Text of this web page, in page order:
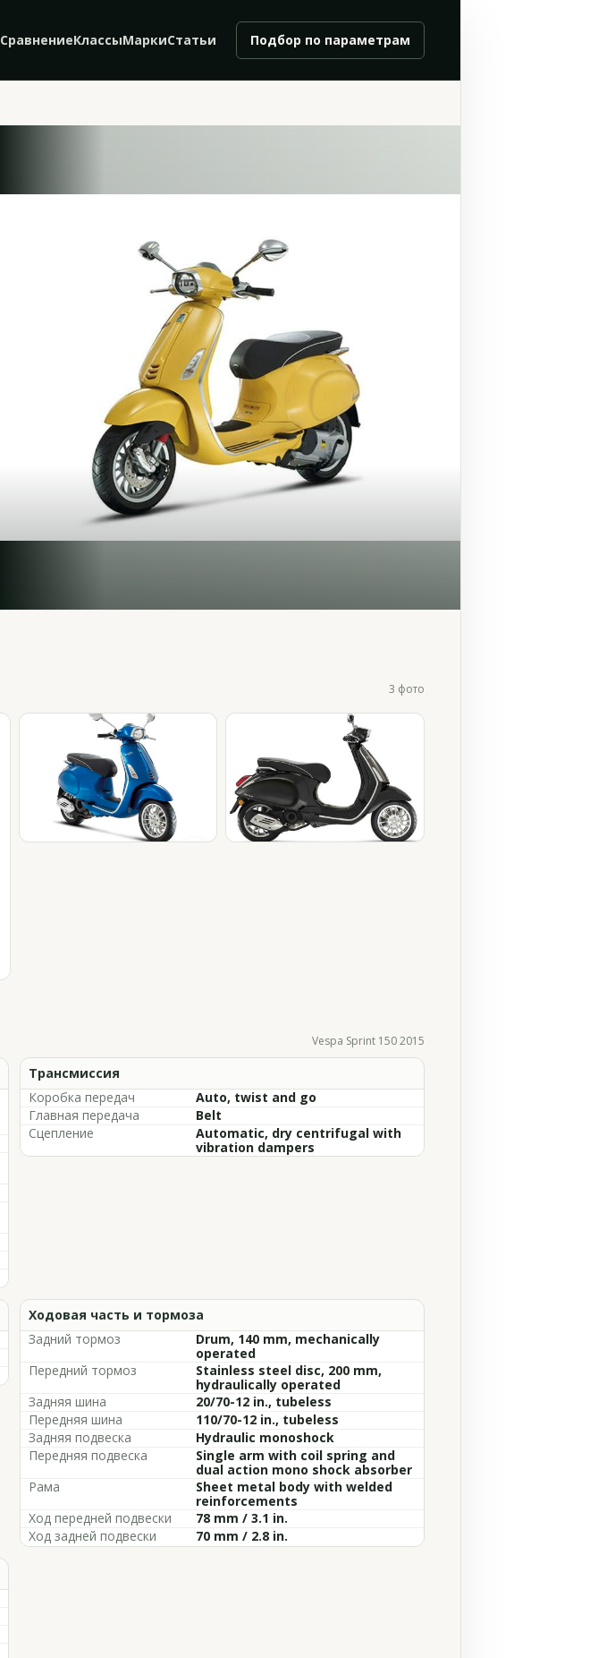
СравнениеКлассыМаркиСтатьи Подбор по параметрам
3 фото
Vespa Sprint 150 2015
Трансмиссия
Коробка передач
Auto, twist and go
Главная передача
Belt
Сцепление
Automatic, dry centrifugal with
vibration dampers
Ходовая часть и тормоза
Задний тормоз
Drum, 140 mm, mechanically
operated
Передний тормоз
Stainless steel disc, 200 mm,
hydraulically operated
Задняя шина
20/70-12 in., tubeless
Передняя шина
110/70-12 in., tubeless
Задняя подвеска
Hydraulic monoshock
Передняя подвеска
Single arm with coil spring and
dual action mono shock absorber
Рама
Sheet metal body with welded
reinforcements
Ход передней подвески
78 mm / 3.1 in.
Ход задней подвески
70 mm / 2.8 in.